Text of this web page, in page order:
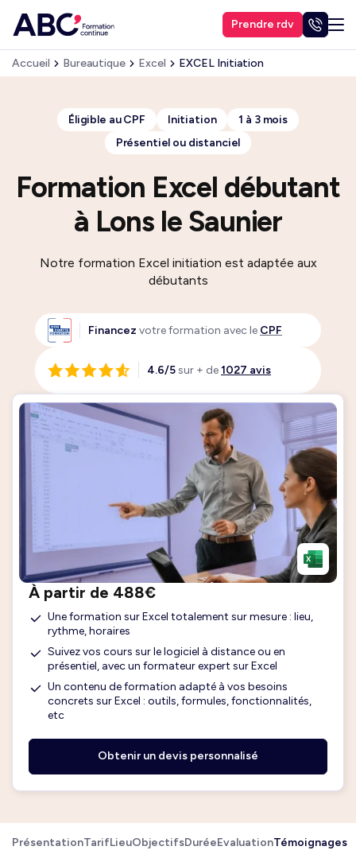
Prendre rdv
Accueil Bureautique Excel EXCEL Initiation
Formation Excel débutant
à Lons le Saunier
Éligible au CPF Initiation
1 à 3 mois
Présentiel ou distanciel
Notre formation Excel initiation est adaptée aux
débutants
Financez votre formation avec le CPF
4.6/5sur + de1027 avis
À partir de 488€
Une formation sur Excel totalement sur mesure : lieu,
rythme, horaires
Suivez vos cours sur le logiciel à distance ou en
présentiel, avec un formateur expert sur Excel
Un contenu de formation adapté à vos besoins
concrets sur Excel : outils, formules, fonctionnalités,
etc
Obtenir un devis personnalisé
PrésentationTarifLieuObjectifsDuréeEvaluationTémoignages